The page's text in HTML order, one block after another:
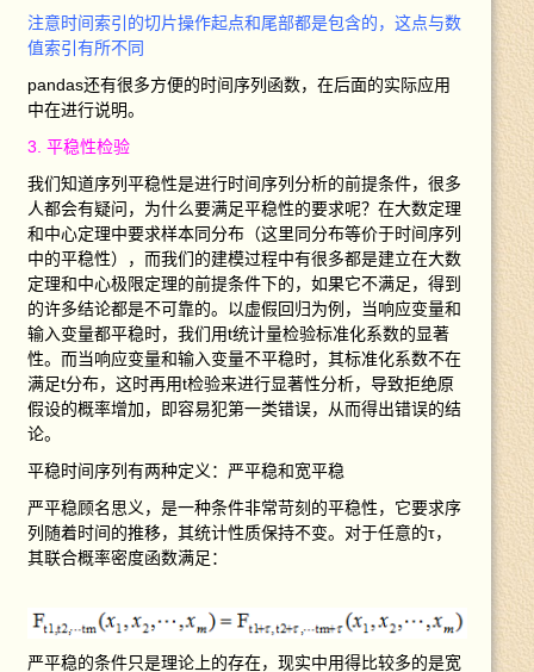
注意时间索引的切片操作起点和尾部都是包含的，这点与数
值索引有所不同
pandas还有很多方便的时间序列函数，在后面的实际应用
中在进行说明。
3. 平稳性检验
我们知道序列平稳性是进行时间序列分析的前提条件，很多
人都会有疑问，为什么要满足平稳性的要求呢？在大数定理
和中心定理中要求样本同分布（这里同分布等价于时间序列
中的平稳性），而我们的建模过程中有很多都是建立在大数
定理和中心极限定理的前提条件下的，如果它不满足，得到
的许多结论都是不可靠的。以虚假回归为例，当响应变量和
输入变量都平稳时，我们用t统计量检验标准化系数的显著
性。而当响应变量和输入变量不平稳时，其标准化系数不在
满足t分布，这时再用t检验来进行显著性分析，导致拒绝原
假设的概率增加，即容易犯第一类错误，从而得出错误的结
论。
平稳时间序列有两种定义：严平稳和宽平稳
严平稳顾名思义，是一种条件非常苛刻的平稳性，它要求序
列随着时间的推移，其统计性质保持不变。对于任意的τ，
其联合概率密度函数满足：
严平稳的条件只是理论上的存在，现实中用得比较多的是宽